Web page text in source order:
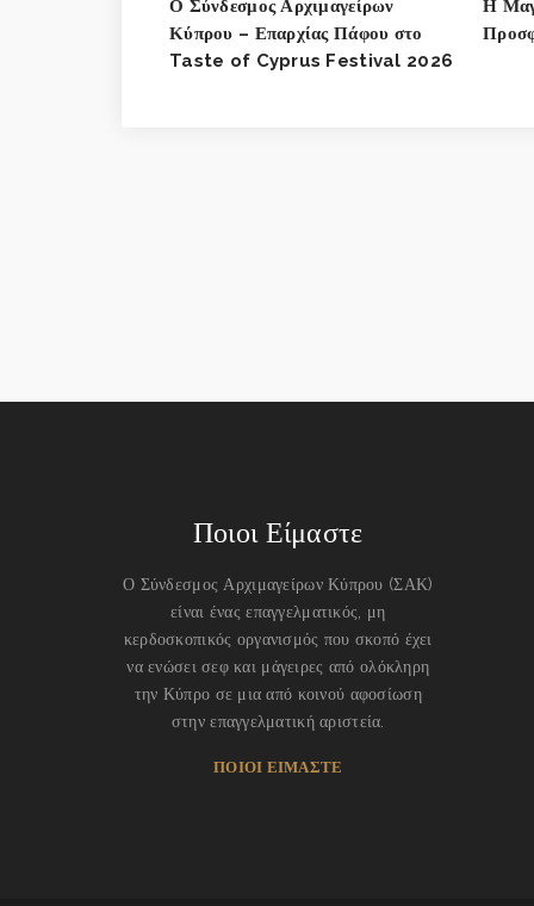
Ο Σύνδεσμος Αρχιμαγείρων
Κύπρου – Επαρχίας Πάφου στο
Taste of Cyprus Festival 2026
Η
Ποιοι Είμαστε
Ο Σύνδεσμος Αρχιμαγείρων Κύπρου (ΣΑΚ)
είναι ένας επαγγελματικός, μη
κερδοσκοπικός οργανισμός που σκοπό έχει
να ενώσει σεφ και μάγειρες από ολόκληρη
την Κύπρο σε μια από κοινού αφοσίωση
στην επαγγελματική αριστεία.
ΠΟΙΟΙ ΕΙΜΑΣΤΕ